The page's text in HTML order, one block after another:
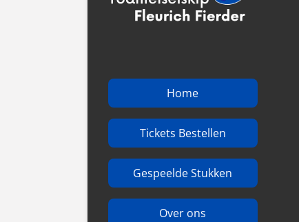
Home
Tickets Bestellen
Gespeelde Stukken
Over ons